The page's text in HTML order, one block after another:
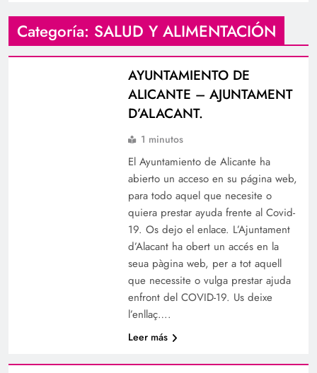
Categoría: SALUD Y ALIMENTACIÓN
AYUNTAMIENTO DE
ALICANTE – AJUNTAMENT
D’ALACANT.
1 minutos
El Ayuntamiento de Alicante ha
abierto un acceso en su página web,
para todo aquel que necesite o
quiera prestar ayuda frente al Covid-
19. Os dejo el enlace. L’Ajuntament
d’Alacant ha obert un accés en la
seua pàgina web, per a tot aquell
que necessite o vulga prestar ajuda
enfront del COVID-19. Us deixe
l’enllaç….
Leer más